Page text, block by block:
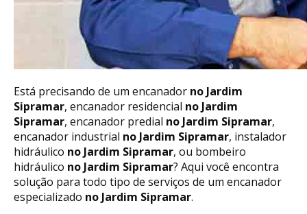
Está precisando de um encanador no Jardim
Sipramar, encanador residencial no Jardim
Sipramar, encanador predial no Jardim Sipramar,
encanador industrial no Jardim Sipramar, instalador
hidráulico no Jardim Sipramar, ou bombeiro
hidráulico no Jardim Sipramar? Aqui você encontra
solução para todo tipo de serviços de um encanador
especializado no Jardim Sipramar.